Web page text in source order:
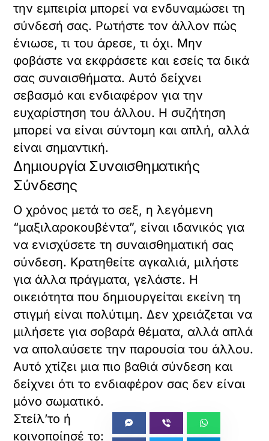
την εμπειρία μπορεί να ενδυναμώσει τη
σύνδεσή σας. Ρωτήστε τον άλλον πώς
ένιωσε, τι του άρεσε, τι όχι. Μην
φοβάστε να εκφράσετε και εσείς τα δικά
σας συναισθήματα. Αυτό δείχνει
σεβασμό και ενδιαφέρον για την
ευχαρίστηση του άλλου. Η συζήτηση
μπορεί να είναι σύντομη και απλή, αλλά
είναι σημαντική.
Δημιουργία Συναισθηματικής
Σύνδεσης
Ο χρόνος μετά το σεξ, η λεγόμενη
“μαξιλαροκουβέντα”, είναι ιδανικός για
να ενισχύσετε τη συναισθηματική σας
σύνδεση. Κρατηθείτε αγκαλιά, μιλήστε
για άλλα πράγματα, γελάστε. Η
οικειότητα που δημιουργείται εκείνη τη
στιγμή είναι πολύτιμη. Δεν χρειάζεται να
μιλήσετε για σοβαρά θέματα, αλλά απλά
να απολαύσετε την παρουσία του άλλου.
Αυτό χτίζει μια πιο βαθιά σύνδεση και
δείχνει ότι το ενδιαφέρον σας δεν είναι
μόνο σωματικό.